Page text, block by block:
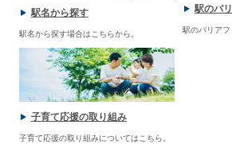
駅名から探す
駅名から探す場合はこちらから。
駅のバ
駅のバリアフ
子育て応援の取り組み
子育て応援の取り組みについてはこちら。